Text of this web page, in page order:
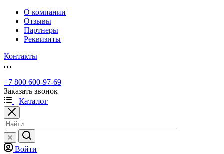
О компании
Отзывы
Партнеры
Реквизиты
Контакты
+7 800 600-97-69
Заказать звонок
Каталог
Войти